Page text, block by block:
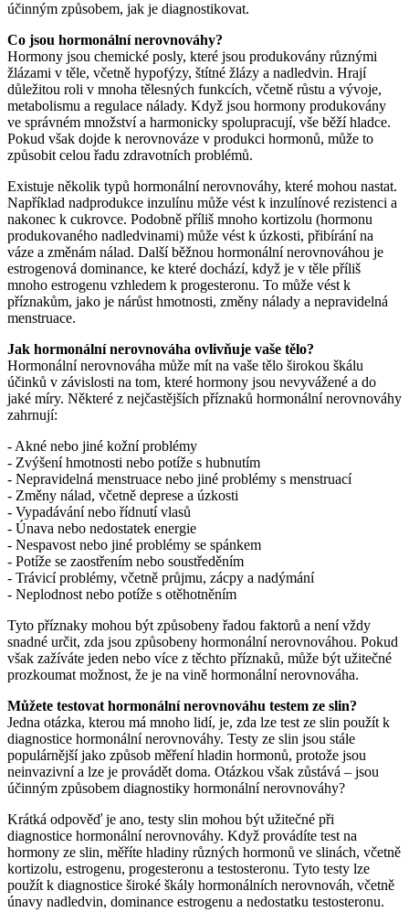
účinným způsobem, jak je diagnostikovat.
Co jsou hormonální nerovnováhy?
Hormony jsou chemické posly, které jsou produkovány různými
žlázami v těle, včetně hypofýzy, štítné žlázy a nadledvin. Hrají
důležitou roli v mnoha tělesných funkcích, včetně růstu a vývoje,
metabolismu a regulace nálady. Když jsou hormony produkovány
ve správném množství a harmonicky spolupracují, vše běží hladce.
Pokud však dojde k nerovnováze v produkci hormonů, může to
způsobit celou řadu zdravotních problémů.
Existuje několik typů hormonální nerovnováhy, které mohou nastat.
Například nadprodukce inzulínu může vést k inzulínové rezistenci a
nakonec k cukrovce. Podobně příliš mnoho kortizolu (hormonu
produkovaného nadledvinami) může vést k úzkosti, přibírání na
váze a změnám nálad. Další běžnou hormonální nerovnováhou je
estrogenová dominance, ke které dochází, když je v těle příliš
mnoho estrogenu vzhledem k progesteronu. To může vést k
příznakům, jako je nárůst hmotnosti, změny nálady a nepravidelná
menstruace.
Jak hormonální nerovnováha ovlivňuje vaše tělo?
Hormonální nerovnováha může mít na vaše tělo širokou škálu
účinků v závislosti na tom, které hormony jsou nevyvážené a do
jaké míry. Některé z nejčastějších příznaků hormonální nerovnováhy
zahrnují:
- Akné nebo jiné kožní problémy
- Zvýšení hmotnosti nebo potíže s hubnutím
- Nepravidelná menstruace nebo jiné problémy s menstruací
- Změny nálad, včetně deprese a úzkosti
- Vypadávání nebo řídnutí vlasů
- Únava nebo nedostatek energie
- Nespavost nebo jiné problémy se spánkem
- Potíže se zaostřením nebo soustředěním
- Trávicí problémy, včetně průjmu, zácpy a nadýmání
- Neplodnost nebo potíže s otěhotněním
Tyto příznaky mohou být způsobeny řadou faktorů a není vždy
snadné určit, zda jsou způsobeny hormonální nerovnováhou. Pokud
však zažíváte jeden nebo více z těchto příznaků, může být užitečné
prozkoumat možnost, že je na vině hormonální nerovnováha.
Můžete testovat hormonální nerovnováhu testem ze slin?
Jedna otázka, kterou má mnoho lidí, je, zda lze test ze slin použít k
diagnostice hormonální nerovnováhy. Testy ze slin jsou stále
populárnější jako způsob měření hladin hormonů, protože jsou
neinvazivní a lze je provádět doma. Otázkou však zůstává – jsou
účinným způsobem diagnostiky hormonální nerovnováhy?
Krátká odpověď je ano, testy slin mohou být užitečné při
diagnostice hormonální nerovnováhy. Když provádíte test na
hormony ze slin, měříte hladiny různých hormonů ve slinách, včetně
kortizolu, estrogenu, progesteronu a testosteronu. Tyto testy lze
použít k diagnostice široké škály hormonálních nerovnováh, včetně
únavy nadledvin, dominance estrogenu a nedostatku testosteronu.